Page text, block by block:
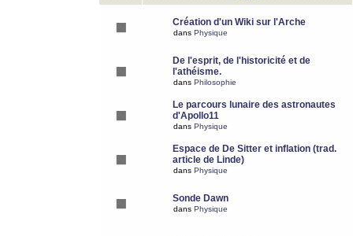
Création d'un Wiki sur l'Arche
dans Physique
De l'esprit, de l'historicité et de
l'athéisme.
dans Philosophie
Le parcours lunaire des astronautes
d'Apollo11
dans Physique
Espace de De Sitter et inflation (trad.
article de Linde)
dans Physique
Sonde Dawn
dans Physique